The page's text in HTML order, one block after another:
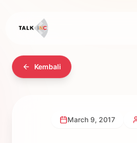
Kembali
March 9, 2017